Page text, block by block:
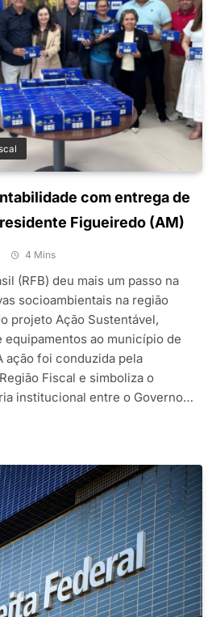
com entrega de
Figueiredo (AM)
4 Mins
(RFB) deu mais um passo na
socioambientais na região
projeto Ação Sustentável,
equipamentos ao município de
ação foi conduzida pela
Fiscal e simboliza o
institucional entre o Governo…